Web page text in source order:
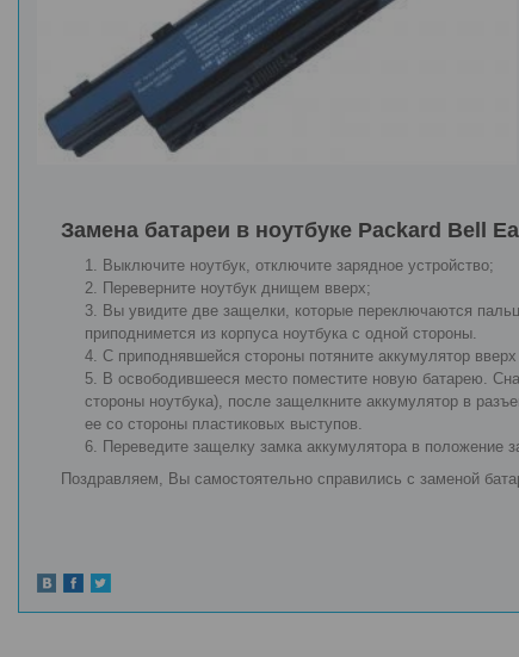
Замена батареи в ноутбуке Packard Bell
Выключите ноутбук, отключите зарядное устройство;
Переверните ноутбук днищем вверх;
Вы увидите две защелки, которые переключаются
приподнимется из корпуса ноутбука с одной стороны.
С приподнявшейся стороны потяните аккумулятор вверх
В освободившееся место поместите новую батарею.
стороны ноутбука), после защелкните аккумулятор в
ее со стороны пластиковых выступов.
Переведите защелку замка аккумулятора в положение
Поздравляем, Вы самостоятельно справились с заменой